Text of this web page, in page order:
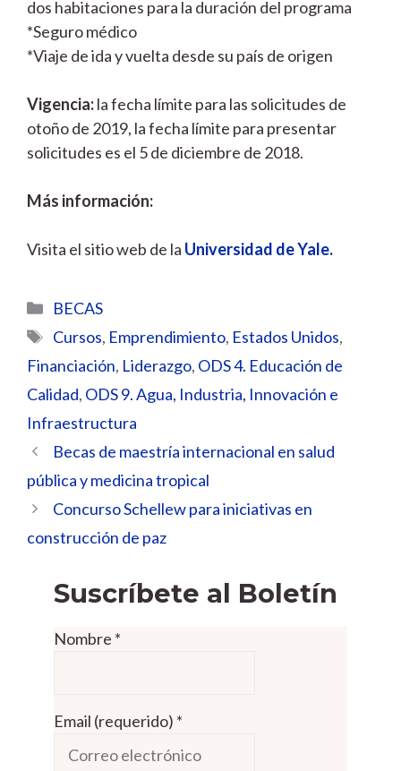
dos habitaciones para la duración del programa
*Seguro médico
*Viaje de ida y vuelta desde su país de origen
Vigencia:la fecha límite para las solicitudes de
otoño de 2019, la fecha límite para presentar
solicitudes es el 5 de diciembre de 2018.
Más información:
Visita el sitio web de la Universidad de Yale.
Categorías
BECAS
Etiquetas
Cursos, Emprendimiento, Estados Unidos,
Financiación, Liderazgo, ODS 4. Educación de
Calidad, ODS 9. Agua, Industria, Innovación e
Infraestructura
Becas de maestría internacional en salud
pública y medicina tropical
Concurso Schellew para iniciativas en
construcción de paz
Suscríbete al Boletín
Nombre *
Email (requerido) *